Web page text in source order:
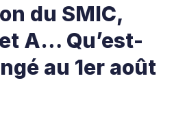
du SMIC,
A… Qu’est-
au 1er août